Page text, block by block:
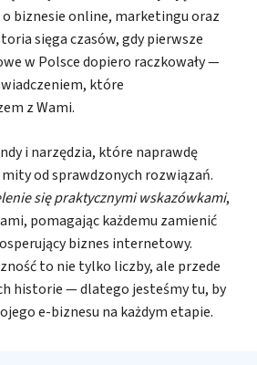
biznesie online, marketingu oraz
sięga czasów, gdy pierwsze
w Polsce dopiero raczkowały —
które
z Wami.
i narzędzia, które naprawdę
mity od sprawdzonych rozwiązań.
się praktycznymi wskazówkami,
pomagając każdemu zamienić
biznes internetowy.
to nie tylko liczby, ale przede
historie — dlatego jesteśmy tu, by
e-biznesu na każdym etapie.